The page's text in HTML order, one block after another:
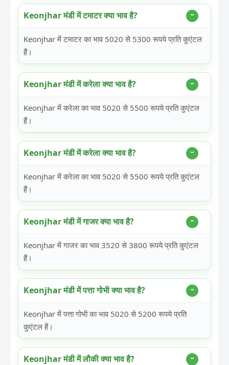
Keonjhar मंडी में टमाटर क्या भाव है?
Keonjhar में टमाटर का भाव 5020 से 5300 रूपये प्रति कुएंटल
हैं।
Keonjhar मंडी में करेला क्या भाव है?
Keonjhar में करेला का भाव 5020 से 5500 रूपये प्रति कुएंटल
हैं।
Keonjhar मंडी में करेला क्या भाव है?
Keonjhar में करेला का भाव 5020 से 5500 रूपये प्रति कुएंटल
हैं।
Keonjhar मंडी में गाजर क्या भाव है?
Keonjhar में गाजर का भाव 3520 से 3800 रूपये प्रति कुएंटल
हैं।
Keonjhar मंडी में पत्ता गोभी क्या भाव है?
Keonjhar में पत्ता गोभी का भाव 5020 से 5200 रूपये प्रति
कुएंटल हैं।
Keonjhar मंडी में लौकी क्या भाव है?